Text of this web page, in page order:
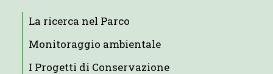
La ricerca nel Parco
Monitoraggio ambientale
I Progetti di Conservazione